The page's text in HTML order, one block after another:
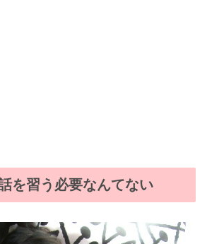
を習う必要なんてない